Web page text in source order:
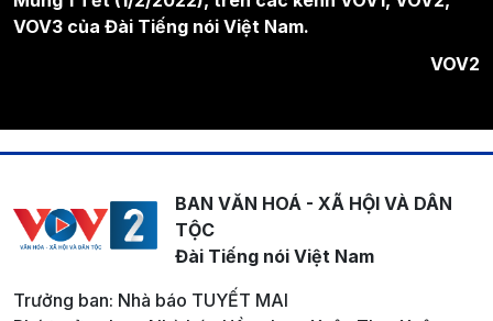
VOV3 của Đài Tiếng nói Việt Nam.
VOV2
BAN VĂN HOÁ - XÃ HỘI VÀ DÂN
TỘC
Đài Tiếng nói Việt Nam
Trưởng ban: Nhà báo TUYẾT MAI